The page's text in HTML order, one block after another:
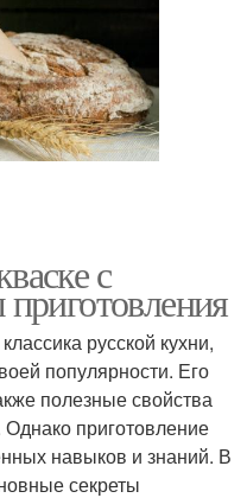
с
русской кухни,
популярности. Его
полезные свойства
приготовление
навыков и знаний. В
секреты